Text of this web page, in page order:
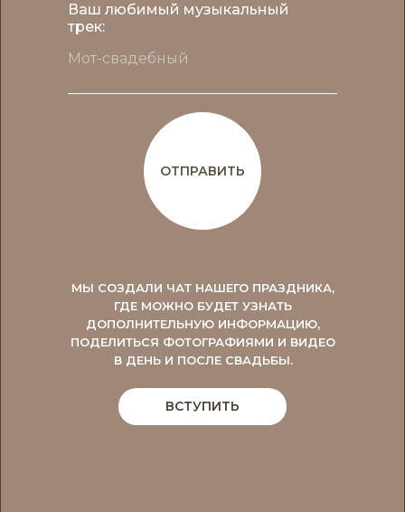
МЫ СОЗДАЛИ ЧАТ НАШЕГО ПРАЗДНИКА,
ГДЕ МОЖНО БУДЕТ УЗНАТЬ
ДОПОЛНИТЕЛЬНУЮ ИНФОРМАЦИЮ,
ПОДЕЛИТЬСЯ ФОТОГРАФИЯМИ И ВИДЕО
В ДЕНЬ И ПОСЛЕ СВАДЬБЫ.
Ваш любимый музыкальный
трек:
ОТПРАВИТЬ
ВСТУПИТЬ